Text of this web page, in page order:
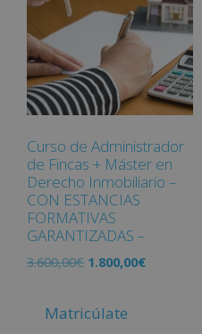
Curso de Administrador
de Fincas + Máster en
Derecho Inmobiliario –
CON ESTANCIAS
FORMATIVAS
GARANTIZADAS –
3.600,00€ 1.800,00€
Matricúlate